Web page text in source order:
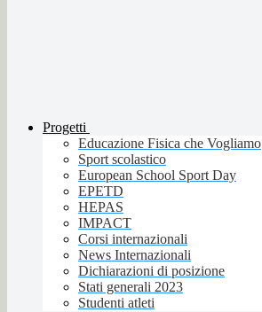
Progetti
Educazione Fisica che Vogliamo
Sport scolastico
European School Sport Day
EPETD
HEPAS
IMPACT
Corsi internazionali
News Internazionali
Dichiarazioni di posizione
Stati generali 2023
Studenti atleti